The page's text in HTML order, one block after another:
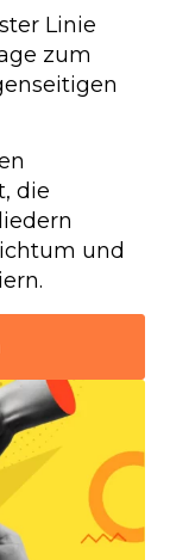
Linie
zum
die
und